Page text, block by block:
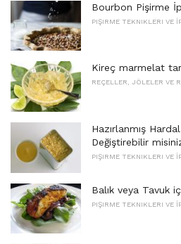
Bourbon Pişirme
PIŞIRME TEKNIKLERI VE
Kireç marmelat
REÇELLER, JÖLELER VE
Hazırlanmış
Değiştirebilir
PIŞIRME TEKNIKLERI VE
Balık veya Tavuk
PIŞIRME TEKNIKLERI VE